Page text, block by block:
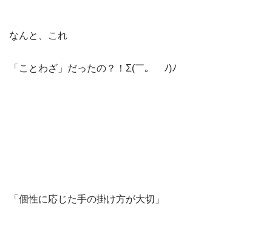
なんと、これ
「ことわざ」だったの？！Σ(￣。￣ﾉ)ﾉ
「個性に応じた手の掛け方が大切」